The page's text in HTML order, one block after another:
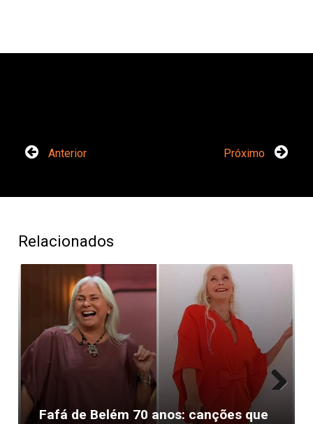
Anterior Próximo
Relacionados
Fafá de Belém 70 anos: canções queNext